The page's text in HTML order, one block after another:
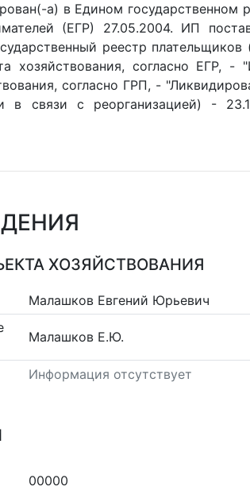
а) в Едином государственном
(ЕГР) 27.05.2004. ИП
реестр
хозяйствования, согласно ЕГР,
согласно ГРП, -
в связи с реорганизацией) -
ХОЗЯЙСТВОВАНИЯ
Малашков Евгений Юрьевич
Малашков Е.Ю.
Информация отсутствует
00000